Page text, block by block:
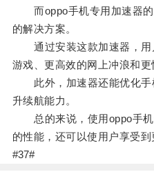
而oppo手机专用加速器的
的解决方案。
通过安装这款加速器，用
游戏、更高效的网上冲浪和更
此外，加速器还能优化手
升续航能力。
总的来说，使用oppo手机
的性能，还可以使用户享受
#37#